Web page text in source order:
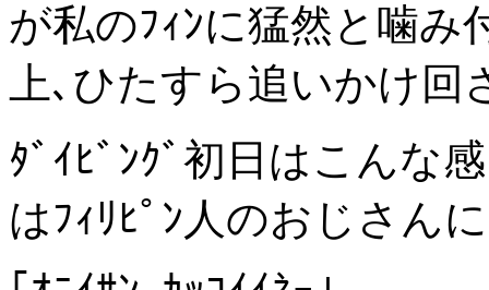
が私のﾌｨﾝに猛然と噛み
上､ひたすら追いかけ回
ﾀﾞｲﾋﾞﾝｸﾞ初日はこんな
はﾌｨﾘﾋﾟﾝ人のおじさん